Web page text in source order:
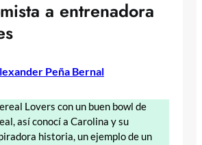
a entrenadora
Peña Bernal
Lovers con un buen bowl de
así conocí a Carolina y su
historia, un ejemplo de un